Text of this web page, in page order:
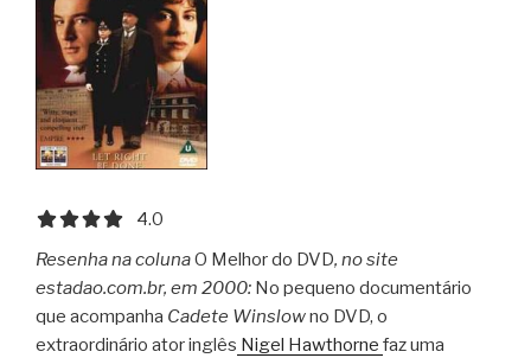
4.0 out of 5.0 stars
4.0
Resenha na colunaO Melhor do DVD, no site
estadao.com.br, em 2000: No pequeno documentário
que acompanha Cadete Winslowno DVD, o
extraordinário ator inglês Nigel Hawthorne faz uma